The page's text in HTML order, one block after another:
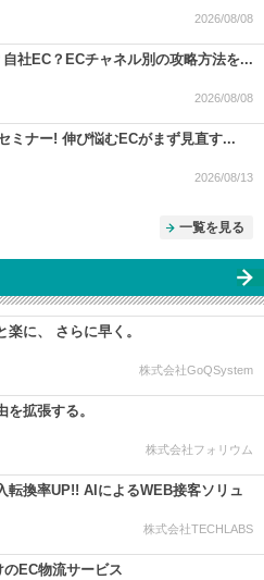
2026/08/08
社EC？ECチャネル別の攻略方法を...
2026/08/08
ミナー! 伸び悩むECがまず見直す...
2026/08/13
一覧を見る
に、 さらに早く。
株式会社GoQSystem
を拡張する。
株式会社フォリウム
転換率UP!! AIによるWEB接客ソリュ
株式会社TECHLABS
EC物流サービス